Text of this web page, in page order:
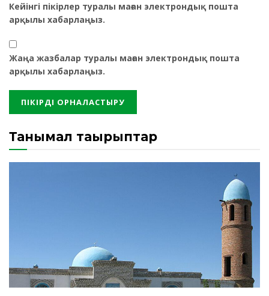
Кейінгі пікірлер туралы маған электрондық пошта
арқылы хабарлаңыз.
Жаңа жазбалар туралы маған электрондық пошта
арқылы хабарлаңыз.
Танымал тақырыптар